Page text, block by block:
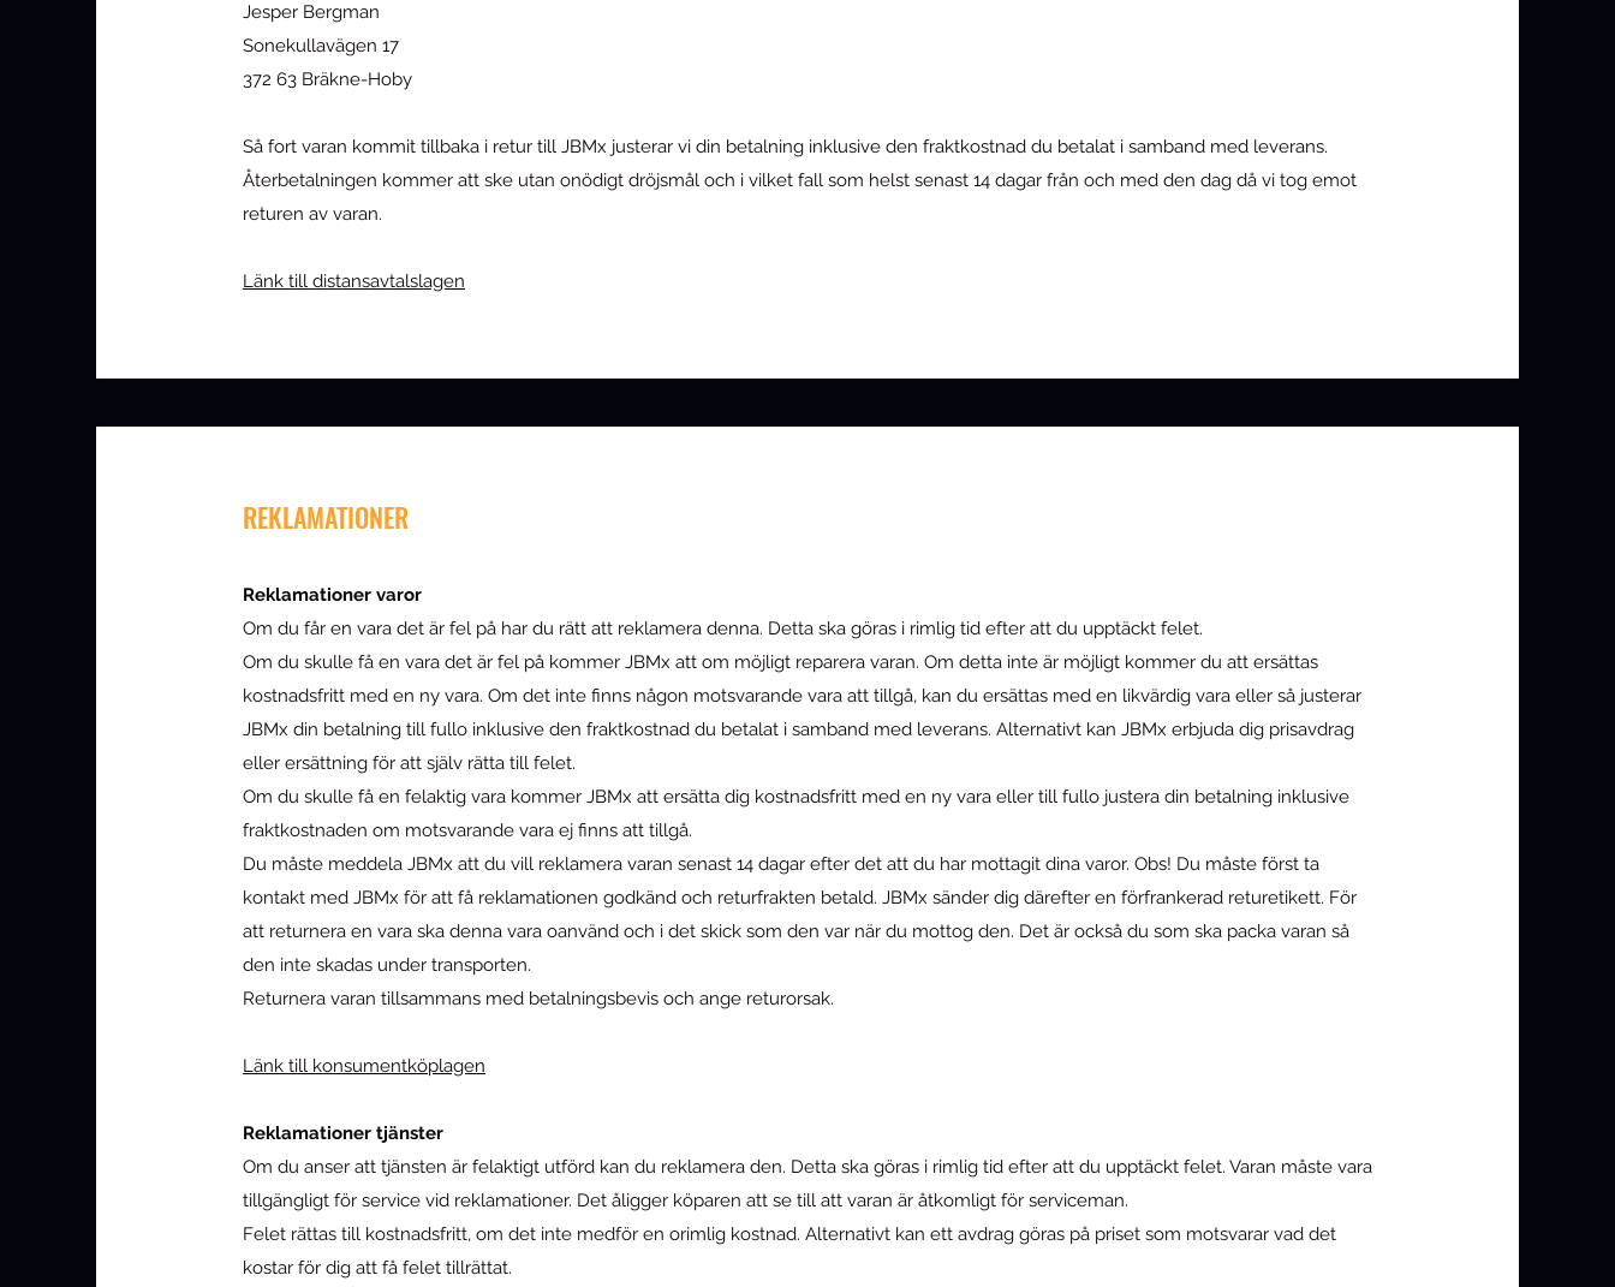
Jesper Bergman
Sonekullavägen 17
372 63 Bräkne-Hoby
Så fort varan kommit tillbaka i retur till JBMx justerar vi din betalning inklusive den fraktkostnad du betalat i samband med leverans.
Återbetalningen kommer att ske utan onödigt dröjsmål och i vilket fall som helst senast 14 dagar från och med den dag då vi tog emot
returen av varan.
Länk till distansavtalslagen
REKLAMATIONER
Reklamationer varor
Om du får en vara det är fel på har du rätt att reklamera denna. Detta ska göras i rimlig tid efter att du upptäckt felet.
Om du skulle få en vara det är fel på kommer JBMx att om möjligt reparera varan. Om detta inte är möjligt kommer du att ersättas
kostnadsfritt med en ny vara. Om det inte finns någon motsvarande vara att tillgå, kan du ersättas med en likvärdig vara eller så justerar
JBMx din betalning till fullo inklusive den fraktkostnad du betalat i samband med leverans. Alternativt kan JBMx erbjuda dig prisavdrag
eller ersättning för att själv rätta till felet.
Om du skulle få en felaktig vara kommer JBMx att ersätta dig kostnadsfritt med en ny vara eller till fullo justera din betalning inklusive
fraktkostnaden om motsvarande vara ej finns att tillgå.
Du måste meddela JBMx att du vill reklamera varan senast 14 dagar efter det att du har mottagit dina varor. Obs! Du måste först ta
kontakt med JBMx för att få reklamationen godkänd och returfrakten betald. JBMx sänder dig därefter en förfrankerad returetikett. För
att returnera en vara ska denna vara oanvänd och i det skick som den var när du mottog den. Det är också du som ska packa varan så
den inte skadas under transporten.
Returnera varan tillsammans med betalningsbevis och ange returorsak.
Länk till konsumentköplagen
Reklamationer tjänster
Om du anser att tjänsten är felaktigt utförd kan du reklamera den. Detta ska göras i rimlig tid efter att du upptäckt felet. Varan måste vara
tillgängligt för service vid reklamationer. Det åligger köparen att se till att varan är åtkomligt för serviceman.
Felet rättas till kostnadsfritt, om det inte medför en orimlig kostnad. Alternativt kan ett avdrag göras på priset som motsvarar vad det
kostar för dig att få felet tillrättat.